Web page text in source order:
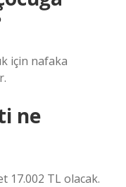
için nafaka
ne
17.002 TL olacak.